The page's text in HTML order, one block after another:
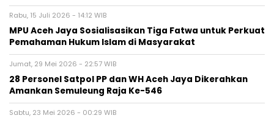
Rabu, 15 Juli 2026 - 14:12 WIB
MPU Aceh Jaya Sosialisasikan Tiga Fatwa untuk Perkuat
Pemahaman Hukum Islam di Masyarakat
Jumat, 29 Mei 2026 - 22:57 WIB
28 Personel Satpol PP dan WH Aceh Jaya Dikerahkan
Amankan Semuleung Raja Ke-546
Sabtu, 23 Mei 2026 - 00:29 WIB